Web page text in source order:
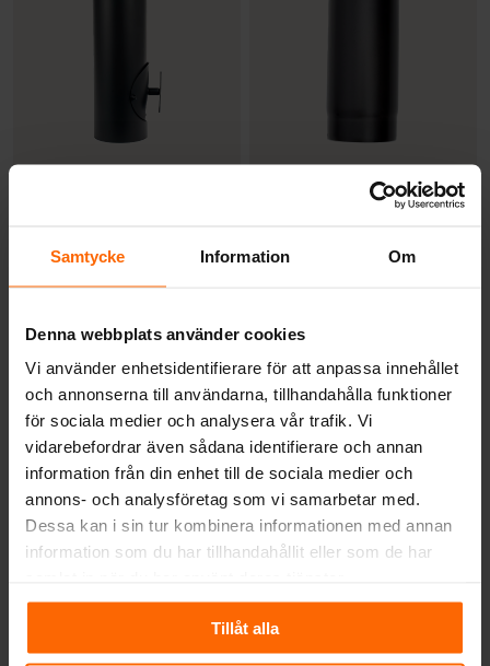
Samtycke Information Om
Denna webbplats använder cookies
Vi använder enhetsidentifierare för att anpassa innehållet
och annonserna till användarna, tillhandahålla funktioner
för sociala medier och analysera vår trafik. Vi
vidarebefordrar även sådana identifierare och annan
information från din enhet till de sociala medier och
annons- och analysföretag som vi samarbetar med.
Dessa kan i sin tur kombinera informationen med annan
information som du har tillhandahållit eller som de har
Tillåt alla
1 244kr 588
RÖKRÖR
Rökrör Ø125x300mm
– med spjäll
1 018kr
RÖKRÖR
Rökrör Ø125x235mm
418kr